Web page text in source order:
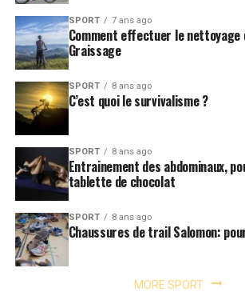
SPORT 7 ans ago
Comment effectuer le nettoyage
Graissage
SPORT 8 ans ago
C’est quoi le survivalisme ?
SPORT 8 ans ago
Entrainement des abdominaux,
tablette de chocolat
SPORT 8 ans ago
Chaussures de trail Salomon:
MORE SPORT